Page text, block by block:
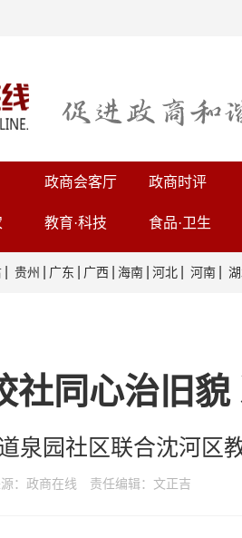
政商会客厅 政商时评
教育·科技 食品·卫生
贵州 广东 广西 海南 河北 河南
社同心治旧
园社区联合沈河区
：政商在线 责任编辑：文正吉